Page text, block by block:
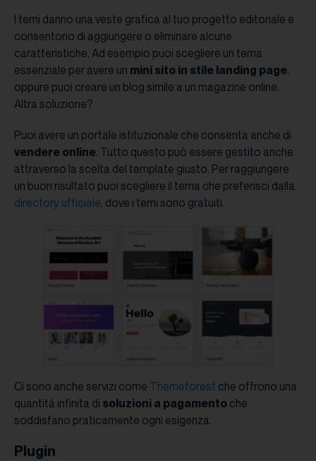
I temi danno una veste grafica al tuo progetto editoriale e
consentono di aggiungere o eliminare alcune
caratteristiche. Ad esempio puoi scegliere un tema
essenziale per avere un mini sito in stile landing page,
oppure puoi creare un blog simile a un magazine online.
Altra soluzione?
Puoi avere un portale istituzionale che consenta anche di
vendere online. Tutto questo può essere gestito anche
attraverso la scelta del template giusto. Per raggiungere
un buon risultato puoi scegliere il tema che preferisci dalla
directory ufficiale, dove i temi sono gratuiti.
Ci sono anche servizi come Themeforest che offrono una
quantità infinita di soluzioni a pagamento che
soddisfano praticamente ogni esigenza.
Plugin